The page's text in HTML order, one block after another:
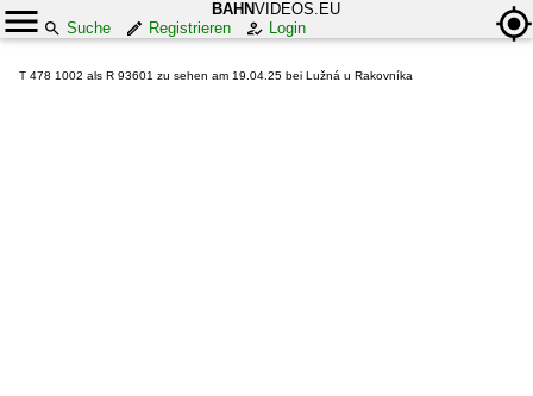
BAHNVIDEOS.EU
Suche
Registrieren Login
T 478 1002 als R 93601 zu sehen am 19.04.25 bei Lužná u Rakovníka